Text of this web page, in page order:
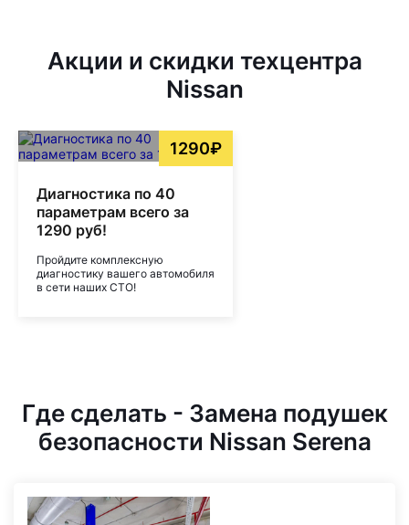
Акции и скидки техцентра
Nissan
1290₽
Диагностика по 40
параметрам всего за
1290 руб!
Пройдите комплексную
диагностику вашего автомобиля
в сети наших СТО!
Где сделать - Замена подушек
безопасности Nissan Serena